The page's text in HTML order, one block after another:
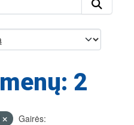
2
Gairės: